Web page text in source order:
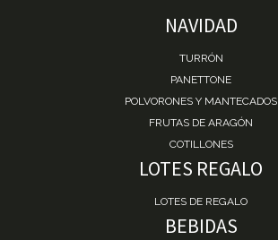
NAVIDAD
TURRÓN
PANETTONE
POLVORONES Y MANTECADOS
FRUTAS DE ARAGÓN
COTILLONES
LOTES REGALO
LOTES DE REGALO
BEBIDAS